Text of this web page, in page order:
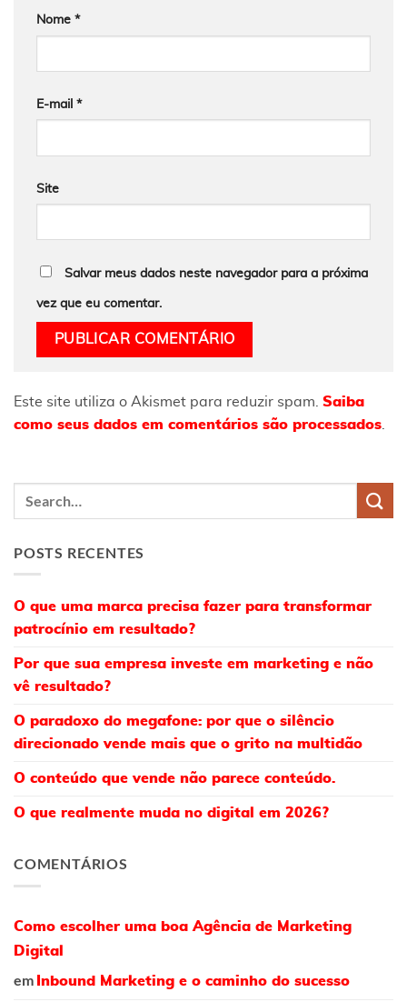
Nome *
E-mail *
Site
Salvar meus dados neste navegador para a próxima
vez que eu comentar.
Este site utiliza o Akismet para reduzir spam. Saiba
como seus dados em comentários são processados
POSTS RECENTES
O que uma marca precisa fazer para transformar
patrocínio em resultado?
Por que sua empresa investe em marketing e não
vê resultado?
O paradoxo do megafone: por que o silêncio
direcionado vende mais que o grito na multidão
O conteúdo que vende não parece conteúdo.
O que realmente muda no digital em 2026?
COMENTÁRIOS
Como escolher uma boa Agência de Marketing
Digital
em Inbound Marketing e o caminho do sucesso